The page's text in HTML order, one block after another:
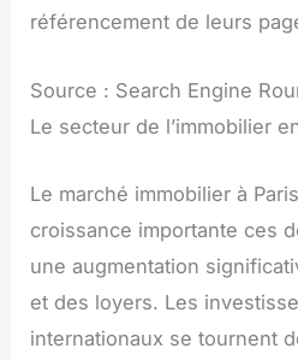
référencement de leurs
Source : Search Engine
Le secteur de l’immobilier
Le marché immobilier à
croissance importante ces
une augmentation
et des loyers. Les
internationaux se tournent